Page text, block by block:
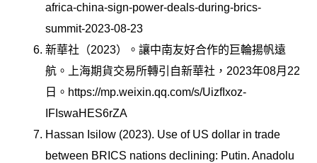
africa-china-sign-power-deals-during-brics-
summit-2023-08-23
新華社（2023）。讓中南友好合作的巨輪揚帆遠
航。上海期貨交易所轉引自新華社，2023年08月22
日。https://mp.weixin.qq.com/s/UizfIxoz-
IFIswaHES6rZA
Hassan Isilow (2023). Use of US dollar in trade
between BRICS nations declining: Putin. Anadolu